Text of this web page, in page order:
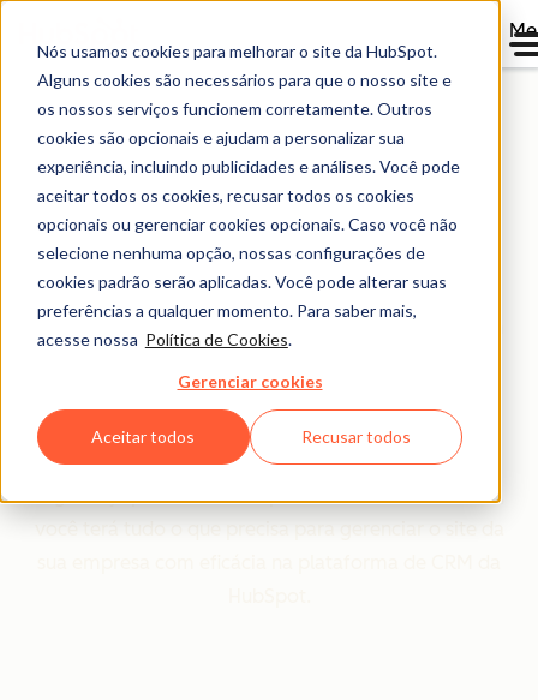
Nós usamos cookies para melhorar o site da HubSpot.
Alguns cookies são necessários para que o nosso site e
os nossos serviços funcionem corretamente. Outros
cookies são opcionais e ajudam a personalizar sua
experiência, incluindo publicidades e análises. Você pode
aceitar todos os cookies, recusar todos os cookies
opcionais ou gerenciar cookies opcionais. Caso você não
selecione nenhuma opção, nossas configurações de
cookies padrão serão aplicadas. Você pode alterar suas
preferências a qualquer momento. Para saber mais,
acesse nossa Política de Cookies.
Gerenciar cookies
Aceitar todos Recusar todos
Plataforma e
hospedagem do CMS
Hub
O CMS Hub é um sistema de gestão de conteúdo em
controle total do desempenho do seu site. Com o
monitoramento de segurança e ameaças 24h,
permissões de usuário flexíveis e configurações de
segurança personalizadas para as suas necessidades,